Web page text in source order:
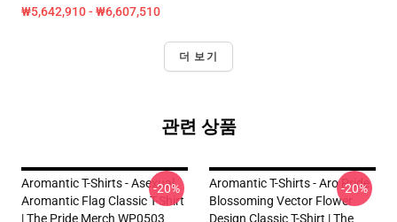
₩5,642,910 - ₩6,607,510
더 보기
관련 상품
Aromantic T-Shirts - Asexual
Aromantic Flag Classic T-Shirt
| The Pride Merch WP0503
-20%
Aromantic T-Shirts - Aro Pride
Blossoming Vector Flower
Design Classic T-Shirt | The
-20%